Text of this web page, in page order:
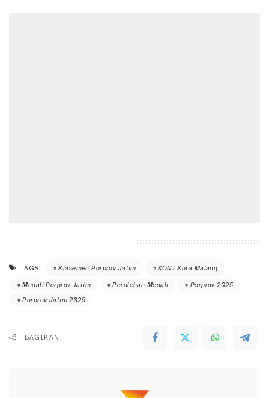
TAGS: Klasemen Porprov Jatim KONI Kota Malang
Medali Porprov Jatim Perolehan Medali
Porprov 2025
Porprov Jatim 2025
BAGIKAN